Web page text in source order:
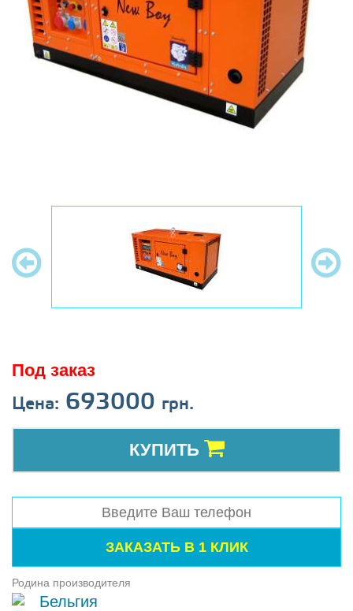
Под заказ
Цена: 693000 грн.
КУПИТЬ
Родина производителя
Бельгия